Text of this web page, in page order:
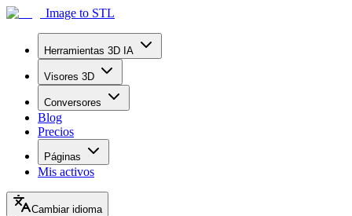
Image to STL
Herramientas 3D IA
Visores 3D
Conversores
Blog
Precios
Páginas
Mis activos
Cambiar idioma